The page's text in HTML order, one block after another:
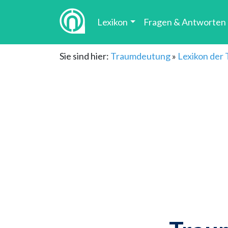
Lexikon Fragen & Antworten
Sie sind hier: Traumdeutung» Lexikon der